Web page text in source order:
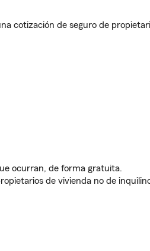
cotización de seguro de
ocurran, de forma gratuita.
de vivienda no de